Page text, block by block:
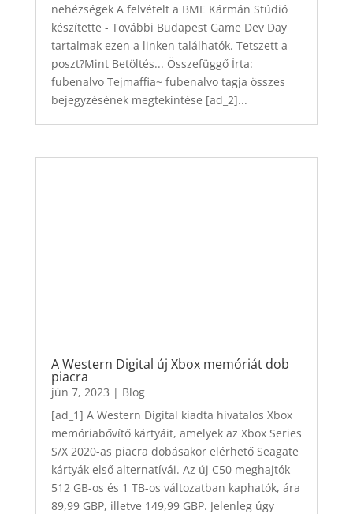
nehézségek A felvételt a BME Kármán Stúdió
készítette - További Budapest Game Dev Day
tartalmak ezen a linken találhatók. Tetszett a
poszt?Mint Betöltés... Összefüggő Írta:
fubenalvo Tejmaffia~ fubenalvo tagja összes
bejegyzésének megtekintése [ad_2]...
A Western Digital új Xbox memóriát dob ​​
piacra
jún 7, 2023 | Blog
[ad_1] A Western Digital kiadta hivatalos Xbox
memóriabővítő kártyáit, amelyek az Xbox Series
S/X 2020-as piacra dobásakor elérhető Seagate
kártyák első alternatívái. Az új C50 meghajtók
512 GB-os és 1 TB-os változatban kaphatók, ára
89,99 GBP, illetve 149,99 GBP. Jelenleg úgy